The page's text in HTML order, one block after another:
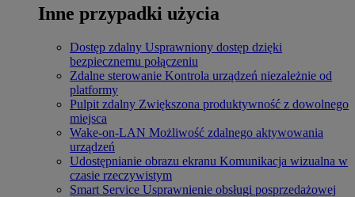
Inne przypadki użycia
Dostęp zdalny Usprawniony dostęp dzięki
bezpiecznemu połączeniu
Zdalne sterowanie Kontrola urządzeń niezależnie od
platformy
Pulpit zdalny Zwiększona produktywność z dowolnego
miejsca
Wake-on-LAN Możliwość zdalnego aktywowania
urządzeń
Udostępnianie obrazu ekranu Komunikacja wizualna w
czasie rzeczywistym
Smart Service Usprawnienie obsługi posprzedażowej